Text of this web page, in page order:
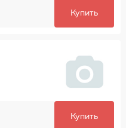
Купить
Купить